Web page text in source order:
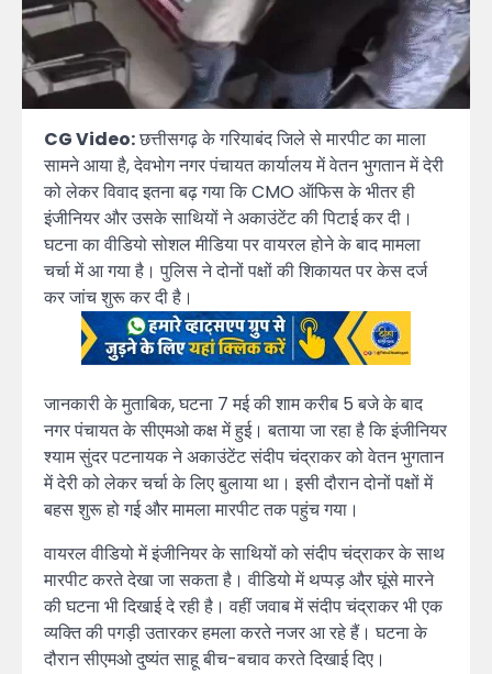
CG Video:छत्तीसगढ़ के गरियाबंद जिले से मारपीट का माला
सामने आया है, देवभोग नगर पंचायत कार्यालय में वेतन भुगतान में देरी
को लेकर विवाद इतना बढ़ गया कि CMO ऑफिस के भीतर ही
इंजीनियर और उसके साथियों ने अकाउंटेंट की पिटाई कर दी।
घटना का वीडियो सोशल मीडिया पर वायरल होने के बाद मामला
चर्चा में आ गया है। पुलिस ने दोनों पक्षों की शिकायत पर केस दर्ज
कर जांच शुरू कर दी है।
जानकारी के मुताबिक, घटना 7 मई की शाम करीब 5 बजे के बाद
नगर पंचायत के सीएमओ कक्ष में हुई। बताया जा रहा है कि इंजीनियर
श्याम सुंदर पटनायक ने अकाउंटेंट संदीप चंद्राकर को वेतन भुगतान
में देरी को लेकर चर्चा के लिए बुलाया था। इसी दौरान दोनों पक्षों में
बहस शुरू हो गई और मामला मारपीट तक पहुंच गया।
वायरल वीडियो में इंजीनियर के साथियों को संदीप चंद्राकर के साथ
मारपीट करते देखा जा सकता है। वीडियो में थप्पड़ और घूंसे मारने
की घटना भी दिखाई दे रही है। वहीं जवाब में संदीप चंद्राकर भी एक
व्यक्ति की पगड़ी उतारकर हमला करते नजर आ रहे हैं। घटना के
दौरान सीएमओ दुष्यंत साहू बीच-बचाव करते दिखाई दिए।